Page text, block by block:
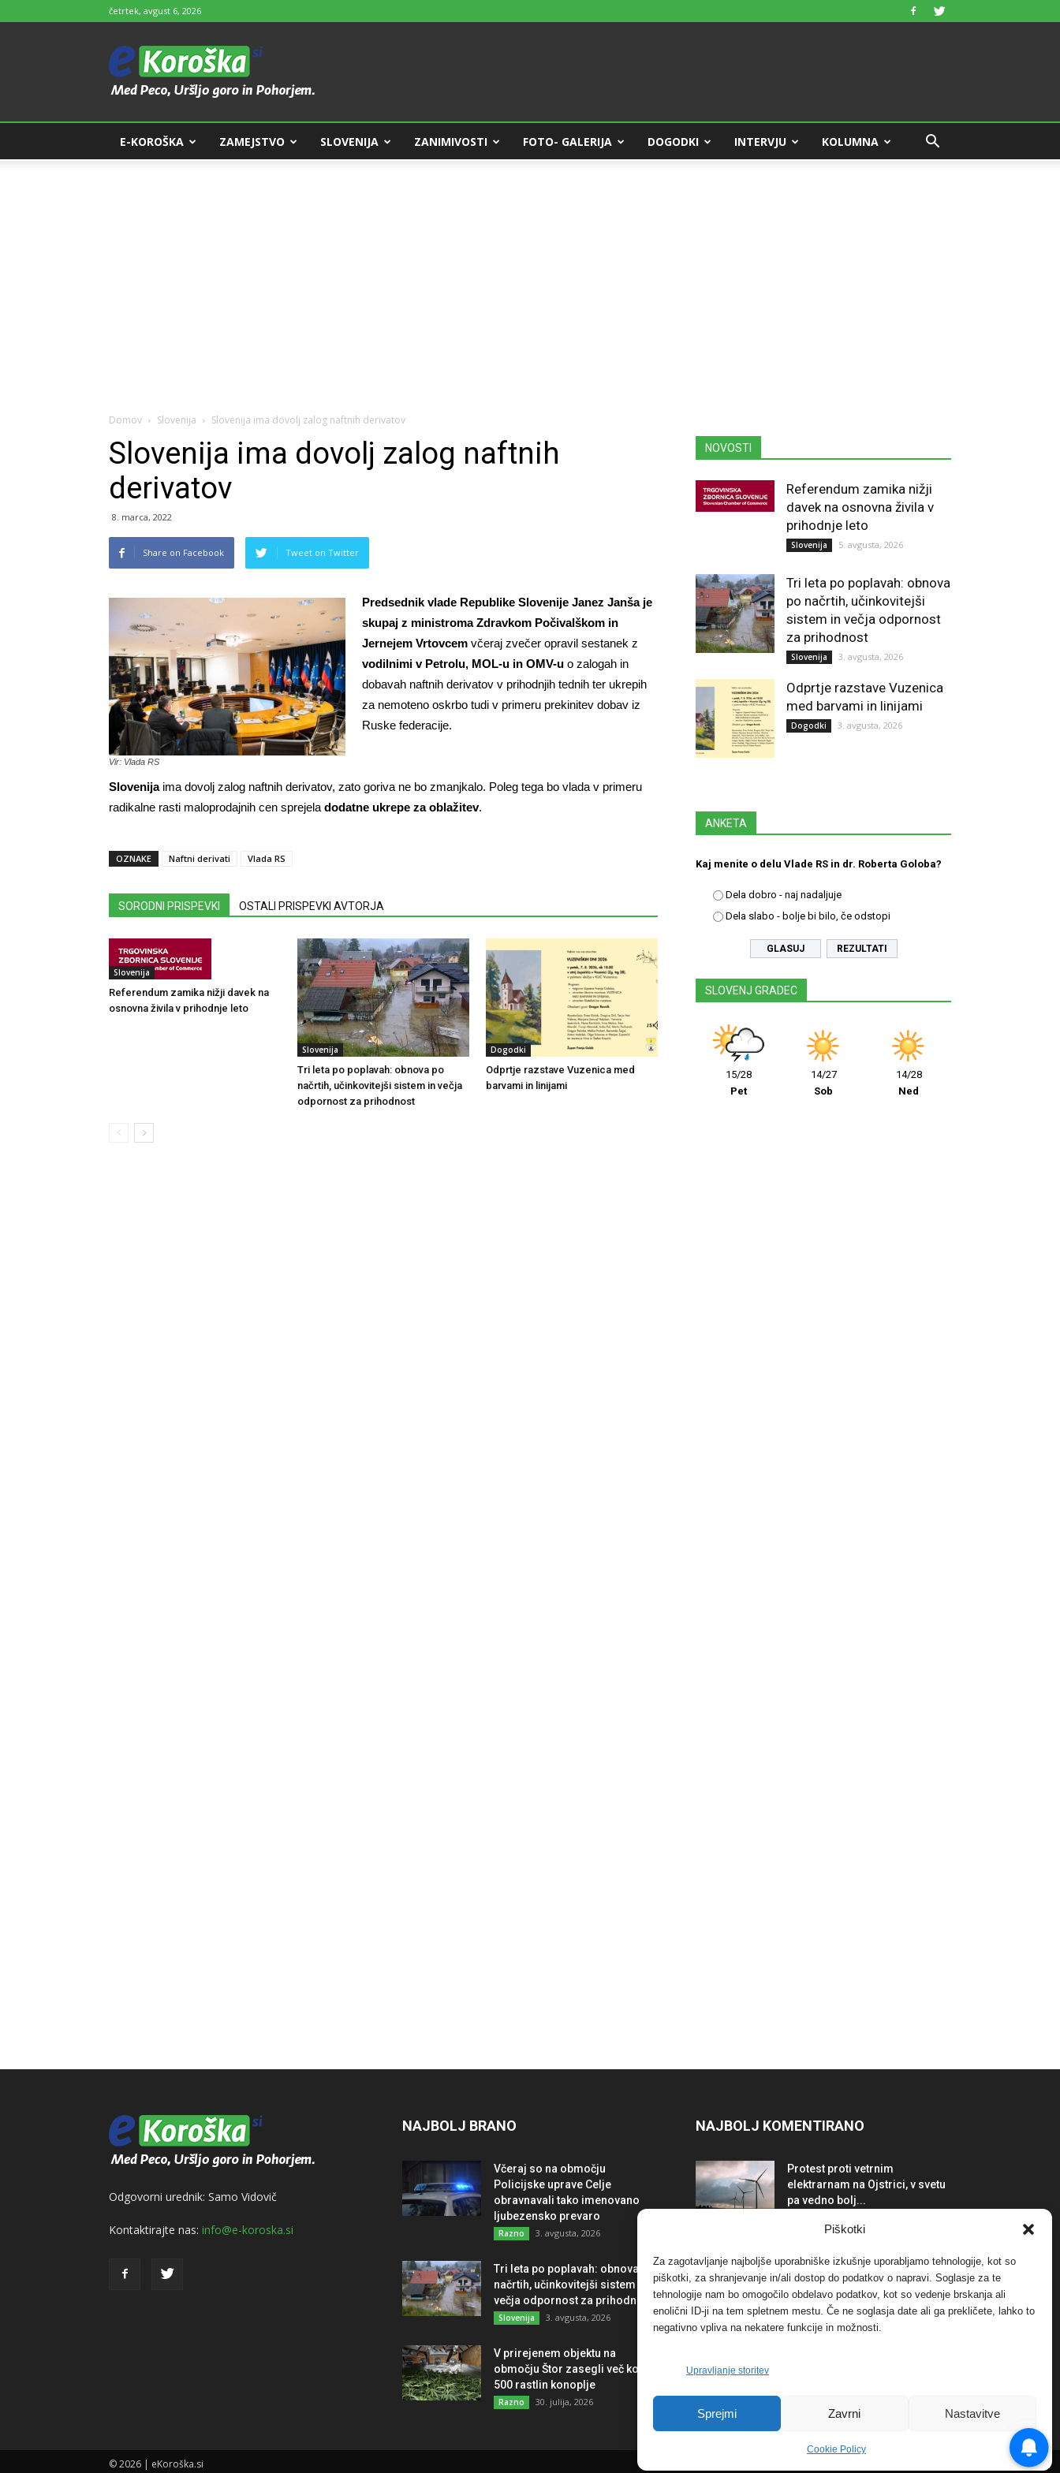
Piškotki
Za zagotavljanje najboljše uporabniške izkušnje uporabljamo tehnologije, kot so
piškotki, za shranjevanje in/ali dostop do podatkov o napravi. Soglasje za te
tehnologije nam bo omogočilo obdelavo podatkov, kot so vedenje brskanja ali
enolični ID-ji na tem spletnem mestu. Če ne soglasja date ali ga prekličete, lahko to
negativno vpliva na nekatere funkcije in možnosti.
Upravljanje storitev
Sprejmi Zavrni Nastavitve
Cookie Policy
četrtek, avgust 6, 2026
e-
Koroška
E-KOROŠKA ZAMEJSTVO SLOVENIJA ZANIMIVOSTI FOTO- GALERIJA DOGODKI INTERVJU KOLUMNA
Domov Slovenija Slovenija ima dovolj zalog naftnih derivatov
Slovenija ima dovolj zalog naftnih
derivatov
8. marca, 2022
Share on Facebook Tweet on Twitter
Vir: Vlada RS
Predsednik vlade Republike Slovenije Janez Janša je
skupaj z ministroma Zdravkom Počivalškom in
Jernejem Vrtovcem včeraj zvečer opravil sestanek z
vodilnimi v Petrolu, MOL-u in OMV-u o zalogah in
dobavah naftnih derivatov v prihodnjih tednih ter ukrepih
za nemoteno oskrbo tudi v primeru prekinitev dobav iz
Ruske federacije.
Slovenijaima dovolj zalog naftnih derivatov, zato goriva ne bo zmanjkalo. Poleg tega bo vlada v primeru
radikalne rasti maloprodajnih cen sprejela dodatne ukrepe za oblažitev.
OZNAKE Naftni derivati Vlada RS
SORODNI PRISPEVKI OSTALI PRISPEVKI AVTORJA
Slovenija
Referendum zamika nižji davek na
osnovna živila v prihodnje leto
Slovenija
Tri leta po poplavah: obnova po
načrtih, učinkovitejši sistem in večja
odpornost za prihodnost
Dogodki
Odprtje razstave Vuzenica med
barvami in linijami
NOVOSTI
Referendum zamika nižji
davek na osnovna živila v
prihodnje leto
Slovenija 5. avgusta, 2026
Tri leta po poplavah: obnova
po načrtih, učinkovitejši
sistem in večja odpornost
za prihodnost
Slovenija 3. avgusta, 2026
Odprtje razstave Vuzenica
med barvami in linijami
Dogodki 3. avgusta, 2026
ANKETA
Kaj menite o delu Vlade RS in dr. Roberta Goloba?
Dela dobro - naj nadaljuje
Dela slabo - bolje bi bilo, če odstopi
REZULTATI
SLOVENJ GRADEC
15/28
Pet
14/27
Sob
14/28
Ned
Odgovorni urednik: Samo Vidovič
Kontaktirajte nas: info@e-koroska.si
NAJBOLJ BRANO
Včeraj so na območju
Policijske uprave Celje
obravnavali tako imenovano
ljubezensko prevaro
Razno 3. avgusta, 2026
Tri leta po poplavah: obnova po
načrtih, učinkovitejši sistem in
večja odpornost za prihodnost
Slovenija 3. avgusta, 2026
V prirejenem objektu na
območju Štor zasegli več kot
500 rastlin konoplje
Razno 30. julija, 2026
NAJBOLJ KOMENTIRANO
Protest proti vetrnim
elektrarnam na Ojstrici, v svetu
pa vedno bolj...
elektrarnam Verbund
Dogodki 29. januarja, 2018
FOTO: Razstava cvetličarskega
© 2026 | eKoroška.si